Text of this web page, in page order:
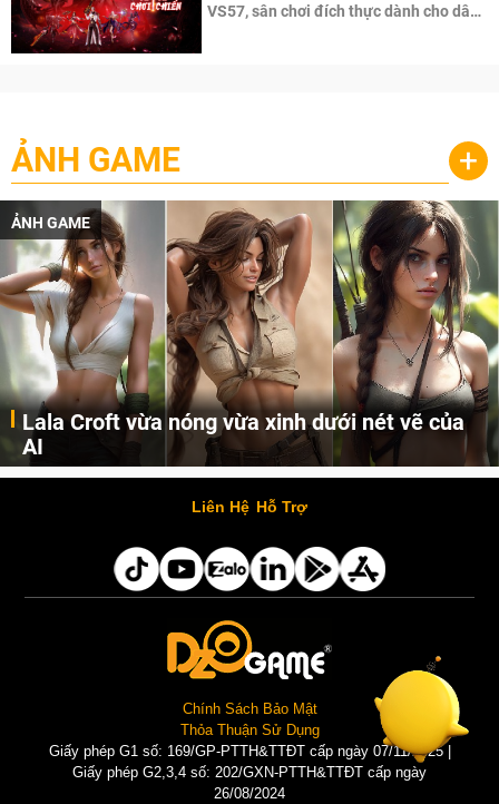
VS57, sân chơi đích thực dành cho dân
ẢNH GAME +
ẢNH GAME
Lala Croft vừa nóng vừa xinh dưới nét vẽ của
AI
Cùng đến với những hình ảnh Lala Croft của Tomb Raider dưới nét vẽ của AI. Một cô nàng xinh đẹp, nóng bỏng nhưng cũng rắn rỏi và mạnh mẽ.
Liên Hệ Hỗ Trợ
Chính Sách Bảo Mật
Thỏa Thuận Sử Dụng
Giấy phép G1 số: 169/GP-PTTH&TTĐT cấp ngày 07/11/2025 |
Giấy phép G2,3,4 số: 202/GXN-PTTH&TTĐT cấp ngày
26/08/2024